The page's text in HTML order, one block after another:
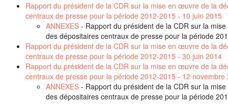
Rapport du président de la CDR sur la mise en œuvre de la
centraux de presse pour la période 2012-2015 - 10 juin 2015
ANNEXES - Rapport du président de la CDR sur la
des dépositaires centraux de presse pour la période
Rapport du président de la CDR sur la mise en œuvre de la
centraux de presse pour la période 2012-2015 - 30 juin 2014
Rapport du président de la CDR sur la mise en œuvre de la
centraux de presse pour la période 2012-2015 - 12 novembre
ANNEXES - Rapport du président de la CDR sur la
des dépositaires centraux de presse pour la période